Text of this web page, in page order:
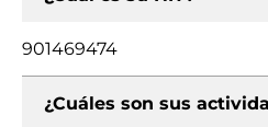
901469474
¿Cuáles son sus